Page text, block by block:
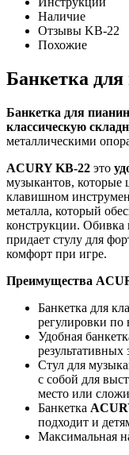
Наличие
Отзывы KB-22
Похожие
Банкетка
Банкетка для
классическую
металлическими
ACURY KB-22 это
музыкантов, которые
клавишном
металла, который
конструкции. Обивка
придает стулу для
комфорт при игре.
Преимущества
Банкетка для
регулировки по
Удобная
результативных
Стул для
с собой для
место или
Банкетка
подходит и
Максимальная